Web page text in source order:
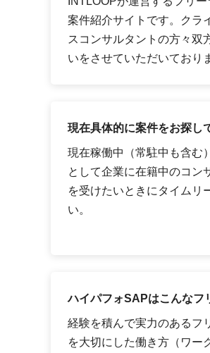
案件紹介サイトです。クラ
スコンサルタントの方々双
いをさせていただいており
現在具体的に案件をお探し
現在稼働中（常駐中も含む
として企業に在籍中のコン
を受けたいときにタイムリ
い。
ハイパフォSAPはこんなフ
経験を積んで実力のあるフ
を大切にした働き方（ワー